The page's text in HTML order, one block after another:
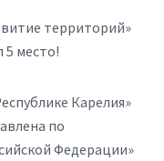
территорий»
5 место!
Карелия»
по
Федерации»